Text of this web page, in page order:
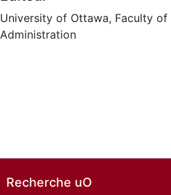
University of Ottawa, Faculty of
Administration
Recherche uO